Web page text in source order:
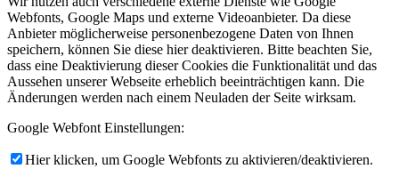
Webfonts, Google Maps und externe Videoanbieter. Da diese
Anbieter möglicherweise personenbezogene Daten von Ihnen
speichern, können Sie diese hier deaktivieren. Bitte beachten Sie,
dass eine Deaktivierung dieser Cookies die Funktionalität und das
Aussehen unserer Webseite erheblich beeinträchtigen kann. Die
Änderungen werden nach einem Neuladen der Seite wirksam.
Google Webfont Einstellungen:
Hier klicken, um Google Webfonts zu aktivieren/deaktivieren.